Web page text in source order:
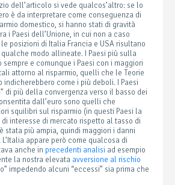
dell’articolo si vede qualcos’altro: se lo
è da interpretare come conseguenza di
domestico, si hanno stati di gravità
i Paesi dell’Unione, in cui non a caso
posizioni di Italia Francia e USA risultano
modo allineate. I Paesi più sulla
e comunque i Paesi con i maggiori
attorno al risparmio, quelli che le Teorie
indicherebbero come i più deboli. I Paesi
di più della convergenza verso il basso dei
dall’euro sono quelli che
squilibri sul risparmio (in questi Paesi la
interesse di mercato rispetto al tasso di
stata più ampia, quindi maggiori i danni
appare però come qualcosa di
anche in precedenti analisi ad esempio
la nostra elevata avversione al rischio
impedendo alcuni “eccessi” sia prima che